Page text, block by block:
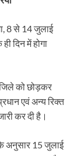
8 से 14 जुलाई
दिन में होगा
जिले को छोड़कर
एवं अन्य रिक्त
कर दी है।
अनुसार 15 जुलाई